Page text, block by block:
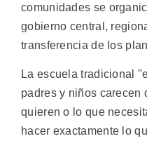
comunidades se
gobierno central,
transferencia de los
La escuela tradicional
padres y niños carecen
quieren o lo que
hacer exactamente lo